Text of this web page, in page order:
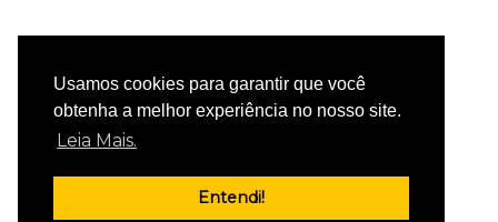
Usamos cookies para garantir que você
obtenha a melhor experiência no nosso site.
Leia Mais.
Entendi!